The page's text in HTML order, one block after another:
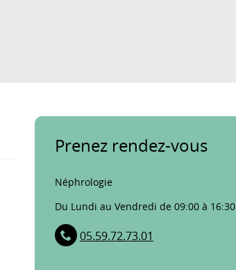
Prenez rendez-vous
Néphrologie
Du Lundi au Vendredi de 09:00 à 16:30
05.59.72.73.01